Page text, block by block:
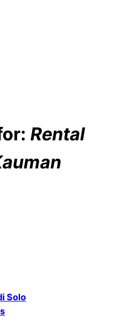
Rental
Solo